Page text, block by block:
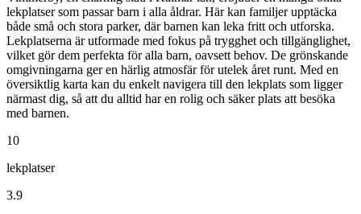
lekplatser som passar barn i alla åldrar. Här kan familjer upptäcka
både små och stora parker, där barnen kan leka fritt och utforska.
Lekplatserna är utformade med fokus på trygghet och tillgänglighet,
vilket gör dem perfekta för alla barn, oavsett behov. De grönskande
omgivningarna ger en härlig atmosfär för utelek året runt. Med en
översiktlig karta kan du enkelt navigera till den lekplats som ligger
närmast dig, så att du alltid har en rolig och säker plats att besöka
med barnen.
10
lekplatser
3.9